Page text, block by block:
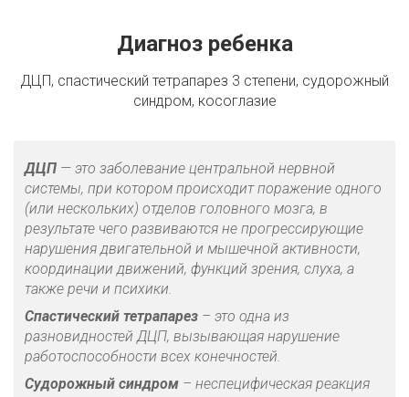
Диагноз ребенка
ДЦП, спастический тетрапарез 3 степени, судорожный
синдром, косоглазие
ДЦП — это заболевание центральной нервной
системы, при котором происходит поражение одного
(или нескольких) отделов головного мозга, в
результате чего развиваются не прогрессирующие
нарушения двигательной и мышечной активности,
координации движений, функций зрения, слуха, а
также речи и психики.
Спастический тетрапарез – это одна из
разновидностей ДЦП, вызывающая нарушение
работоспособности всех конечностей.
Судорожный синдром – неспецифическая реакция